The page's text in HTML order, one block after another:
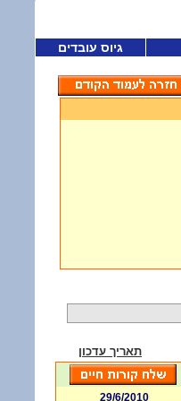
גיוס עובדים
תאריך עדכון
29/6/2010